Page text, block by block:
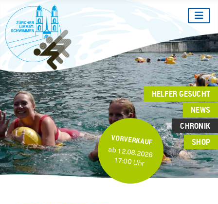
HELFER GESUCHT
NEWS
CHRONIK
SHOP
VORVERKAUF
ab 12.08.2026
17:00 Uhr